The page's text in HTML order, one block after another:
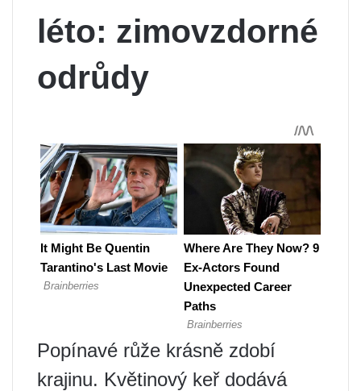
léto: zimovzdorné
odrůdy
Popínavé růže krásně zdobí
krajinu. Květinový keř dodává